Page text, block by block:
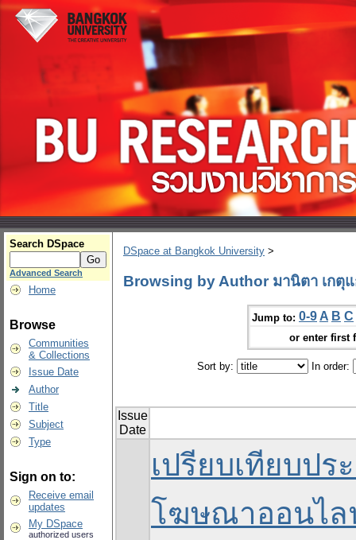
Search DSpace
Advanced Search
Home
Browse
Communities
& Collections
Issue Date
Author
Title
Subject
Type
Sign on to:
Receive email
updates
My DSpace
authorized users
DSpace at Bangkok University >
Browsing by Author มานิตา เกตุ
Jump to: 0-9 A B C
or enter first
Sort by: In order:
Issue
Date
เปรียบเทียบป
โฆษณาออนไ